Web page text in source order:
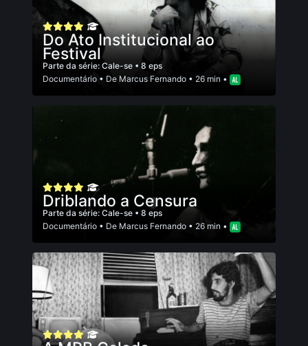
Do Ato Institucional ao
Festival
Parte da série: Cale-se • 8 eps
Documentário • De Marcus Fernando • 26 min •
Driblando a Censura
Parte da série: Cale-se • 8 eps
Documentário • De Marcus Fernando • 26 min •